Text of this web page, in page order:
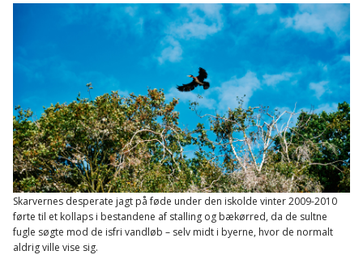
Skarvernes desperate jagt på føde under den iskolde vinter 2009-2010
førte til et kollaps i bestandene af stalling og bækørred, da de sultne
fugle søgte mod de isfri vandløb – selv midt i byerne, hvor de normalt
aldrig ville vise sig.